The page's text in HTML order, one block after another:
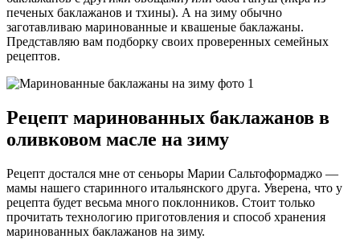
печеных баклажанов и тхины). А на зиму обычно
заготавливаю маринованные и квашеные баклажаны.
Представляю вам подборку своих проверенных семейных
рецептов.
Рецепт маринованных баклажанов в
оливковом масле на зиму
Рецепт достался мне от сеньоры Марии Сальтоформаджо —
мамы нашего старинного итальянского друга. Уверена, что у
рецепта будет весьма много поклонников. Стоит только
прочитать технологию приготовления и способ хранения
маринованных баклажанов на зиму.